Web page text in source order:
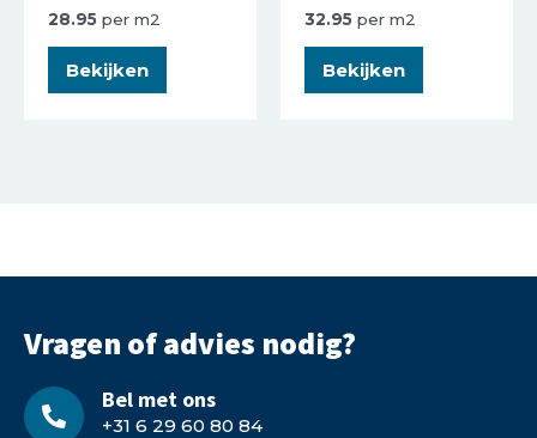
28.95 per m2
Bekijken
32.95 per m2
Bekijken
Vragen of advies nodig?
Bel met ons
+31 6 29 60 80 84